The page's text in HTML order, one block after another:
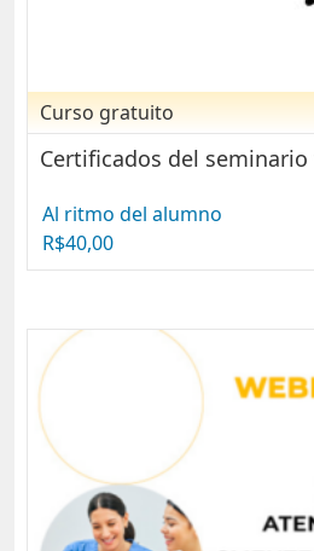
Curso gratuito
Certificados del seminario
Al ritmo del alumno
R$40,00